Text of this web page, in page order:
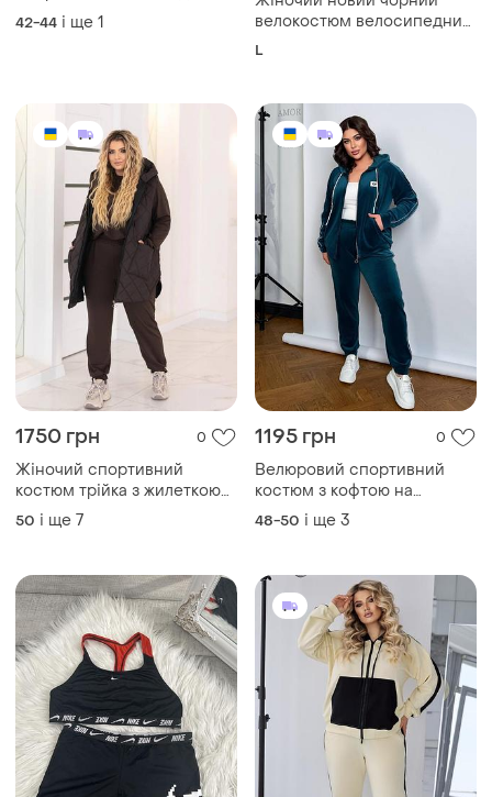
1750 грн
Жіночий спортивний
костюм трійка з жилеткою
до 64 розміру
і ще
1195 грн
Велюровий спортивний
костюм з кофтою на
блискавці з капюшоном з
штанами з кантом з
48-50 і ще 3
199 грн 0 1850 грн 0